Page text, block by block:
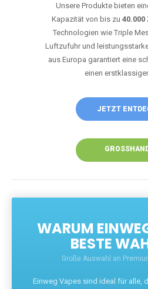
Unsere Produkte bieten
Kapazität von bis zu 40.000
Technologien wie Triple
Luftzufuhr und
aus Europa garantiert eine
einen
JETZT
WARUM
BESTE
Große Auswahl an
Einweg Vapes sind ideal für alle,